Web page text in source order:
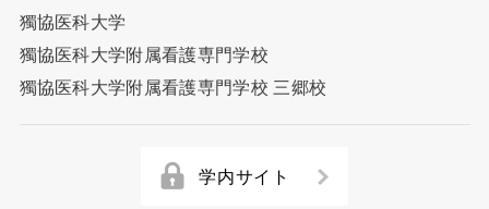
乳腺センター
前立腺センター
獨協医科大学
獨協医科大学附属看護専門学校
獨協医科大学附属看護専門学校 三郷校
学内サイト